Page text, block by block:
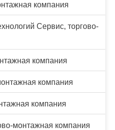
компания
Сервис, торгово-
компания
компания
компания
монтажная компания